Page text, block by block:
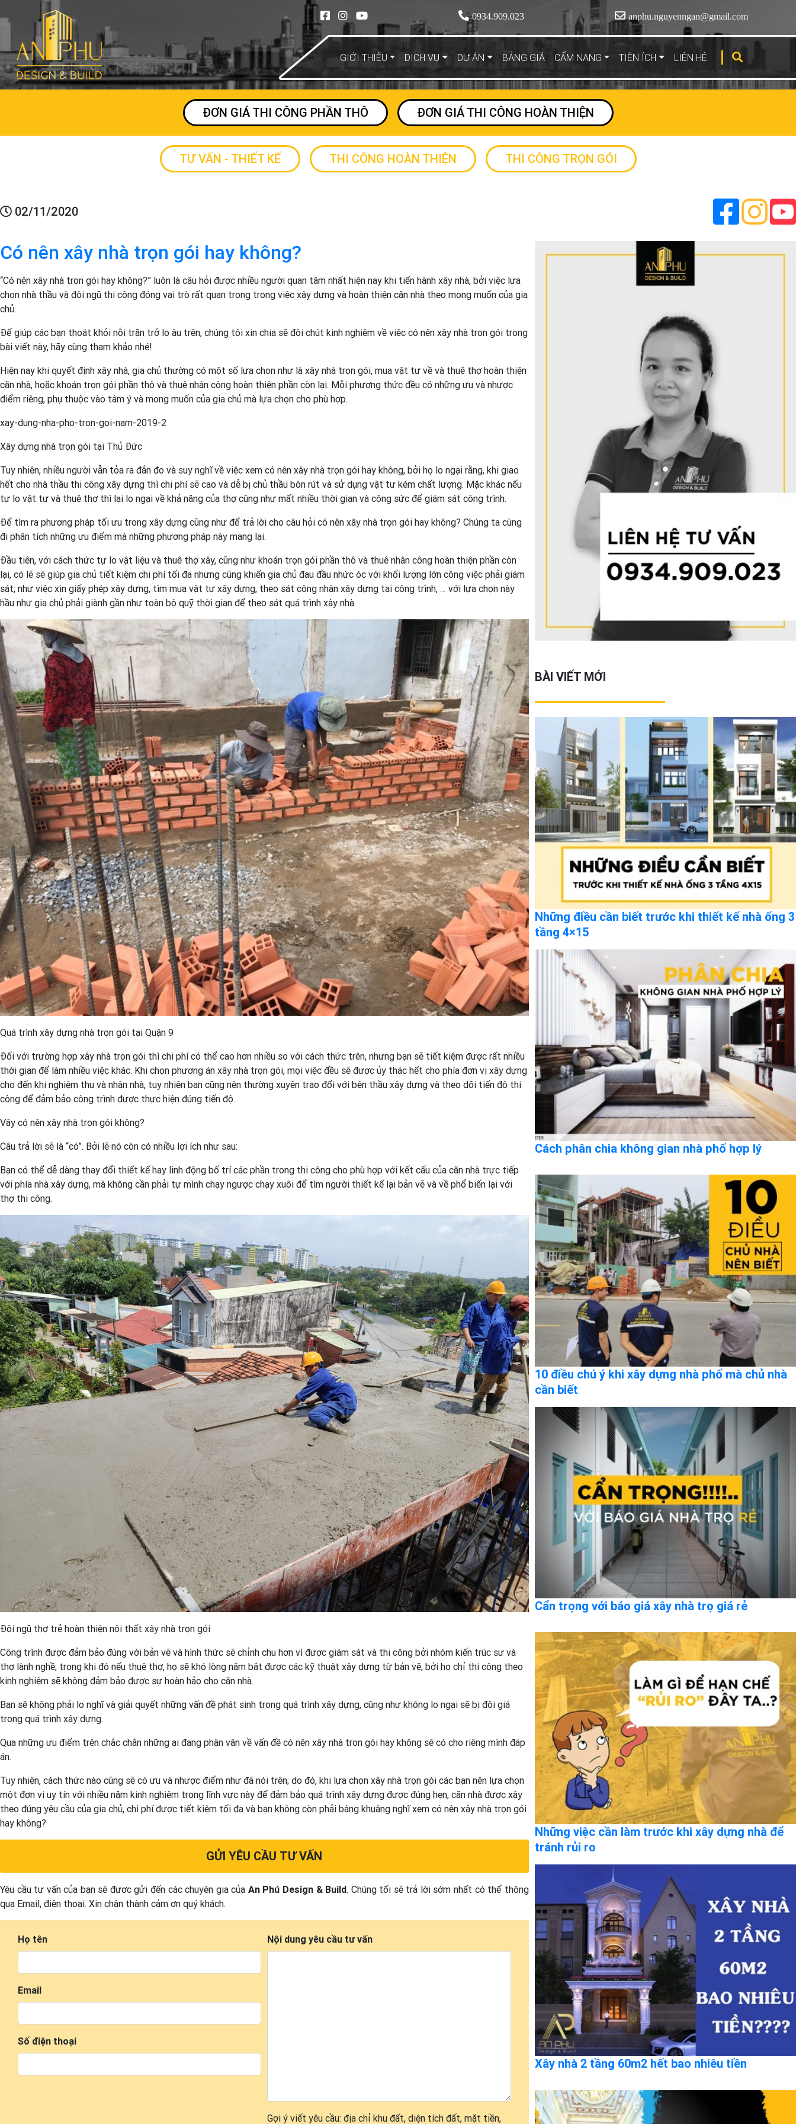
0934.909.023 anphu.nguyenngan@gmail.com
GIỚI THIỆU DỊCH VỤ DỰ ÁN BẢNG GIÁ CẨM NANG TIỆN ÍCH LIÊN HỆ
ĐƠN GIÁ THI CÔNG PHẦN THÔ ĐƠN GIÁ THI CÔNG HOÀN THIỆN
TƯ VẤN - THIẾT KẾ THI CÔNG HOÀN THIỆN THI CÔNG TRỌN GÓI
02/11/2020
Có nên xây nhà trọn gói hay không?
“Có nên xây nhà trọn gói hay không?” luôn là câu hỏi được nhiều người quan tâm nhất hiện nay khi tiến hành xây nhà, bởi việc lựa
chọn nhà thầu và đội ngũ thi công đóng vai trò rất quan trọng trong việc xây dựng và hoàn thiện căn nhà theo mong muốn của gia
chủ.
Để giúp các bạn thoát khỏi nỗi trăn trở lo âu trên, chúng tôi xin chia sẽ đôi chút kinh nghiệm về việc có nên xây nhà trọn gói trong
bài viết này, hãy cùng tham khảo nhé!
Hiện nay khi quyết định xây nhà, gia chủ thường có một số lựa chọn như là xây nhà trọn gói, mua vật tư về và thuê thợ hoàn thiện
căn nhà, hoặc khoán trọn gói phần thô và thuê nhân công hoàn thiện phần còn lại. Mỗi phương thức đều có những ưu và nhược
điểm riêng, phụ thuộc vào tâm ý và mong muốn của gia chủ mà lựa chọn cho phù hợp.
xay-dung-nha-pho-tron-goi-nam-2019-2
Xây dựng nhà trọn gói tại Thủ Đức
Tuy nhiên, nhiều người vẫn tỏa ra đắn đo và suy nghĩ về việc xem có nên xây nhà trọn gói hay không, bởi họ lo ngại rằng, khi giao
hết cho nhà thầu thi công xây dựng thì chi phí sẽ cao và dễ bị chủ thầu bòn rút và sử dụng vật tư kém chất lượng. Mặc khác nếu
tự lo vật tư và thuê thợ thì lại lo ngại về khả năng của thợ cũng như mất nhiều thời gian và công sức để giám sát công trình.
Để tìm ra phương pháp tối ưu trong xây dựng cũng như để trả lời cho câu hỏi có nên xây nhà trọn gói hay không? Chúng ta cùng
đi phân tích những ưu điểm mà những phương pháp này mang lại.
Đầu tiên, với cách thức tự lo vật liệu và thuê thợ xây, cũng như khoán trọn gói phần thô và thuê nhân công hoàn thiện phần còn
lại, có lẽ sẽ giúp gia chủ tiết kiệm chi phí tối đa nhưng cũng khiến gia chủ đau đầu nhức óc với khối lượng lớn công việc phải giám
sát; như việc xin giấy phép xây dựng, tìm mua vật tư xây dựng, theo sát công nhân xây dựng tại công trình, … với lựa chọn này
hầu như gia chủ phải giành gần như toàn bộ quỹ thời gian để theo sát quá trình xây nhà.
Quá trình xây dựng nhà trọn gói tại Quận 9
Đối với trường hợp xây nhà trọn gói thì chi phí có thể cao hơn nhiều so với cách thức trên, nhưng bạn sẽ tiết kiệm được rất nhiều
thời gian để làm nhiều việc khác. Khi chọn phương án xây nhà trọn gói, mọi việc đều sẽ được ủy thác hết cho phía đơn vị xây dựng
cho đến khi nghiệm thu và nhận nhà, tuy nhiên bạn cũng nên thường xuyên trao đổi với bên thầu xây dựng và theo dõi tiến độ thi
công để đảm bảo công trình được thực hiện đúng tiến độ.
Vậy có nên xây nhà trọn gói không?
Câu trả lời sẽ là “có”. Bởi lẽ nó còn có nhiều lợi ích như sau:
Bạn có thể dễ dàng thay đổi thiết kế hay linh động bố trí các phần trong thi công cho phù hợp với kết cấu của căn nhà trực tiếp
với phía nhà xây dựng, mà không cần phải tự mình chạy ngược chạy xuôi để tìm người thiết kế lại bản vẽ và về phổ biến lại với
thợ thi công.
Đội ngũ thợ trẻ hoàn thiện nội thất xây nhà trọn gói
Công trình được đảm bảo đúng với bản vẽ và hình thức sẽ chỉnh chu hơn vì được giám sát và thi công bởi nhóm kiến trúc sư và
thợ lành nghề; trong khi đó nếu thuê thợ, họ sẽ khó lòng nắm bắt được các kỹ thuật xây dựng từ bản vẽ, bởi họ chỉ thi công theo
kinh nghiệm sẽ không đảm bảo được sự hoàn hảo cho căn nhà.
Bạn sẽ không phải lo nghĩ và giải quyết những vấn đề phát sinh trong quá trình xây dựng, cũng như không lo ngại sẽ bị đội giá
trong quá trình xây dựng.
Qua những ưu điểm trên chắc chắn những ai đang phân vân về vấn đề có nên xây nhà trọn gói hay không sẽ có cho riêng mình đáp
án.
Tuy nhiên, cách thức nào cũng sẽ có ưu và nhược điểm như đã nói trên; do đó, khi lựa chọn xây nhà trọn gói các bạn nên lựa chọn
một đơn vị uy tín với nhiều năm kinh nghiệm trong lĩnh vực này để đảm bảo quá trình xây dựng được đúng hẹn, căn nhà được xây
theo đúng yêu cầu của gia chủ, chi phí được tiết kiệm tối đa và bạn không còn phải bâng khuâng nghĩ xem có nên xây nhà trọn gói
hay không?
GỬI YÊU CẦU TƯ VẤN
Yêu cầu tư vấn của bạn sẽ được gửi đến các chuyên gia của An Phú Design & Build. Chúng tối sẽ trả lời sớm nhất có thể thông
qua Email, điện thoại. Xin chân thành cảm ơn quý khách.
Họ tên
Email
Số điện thoại
Nội dung yêu cầu tư vấn
Gợi ý viết yêu cầu: địa chỉ khu đất, diện tích đất, mặt tiền,
BÀI VIẾT MỚI
Những điều cần biết trước khi thiết kế nhà ống 3
tầng 4×15
Cách phân chia không gian nhà phố hợp lý
10 điều chú ý khi xây dựng nhà phố mà chủ nhà
cần biết
Cẩn trọng với báo giá xây nhà trọ giá rẻ
Những việc cần làm trước khi xây dựng nhà để
tránh rủi ro
Xây nhà 2 tầng 60m2 hết bao nhiêu tiền